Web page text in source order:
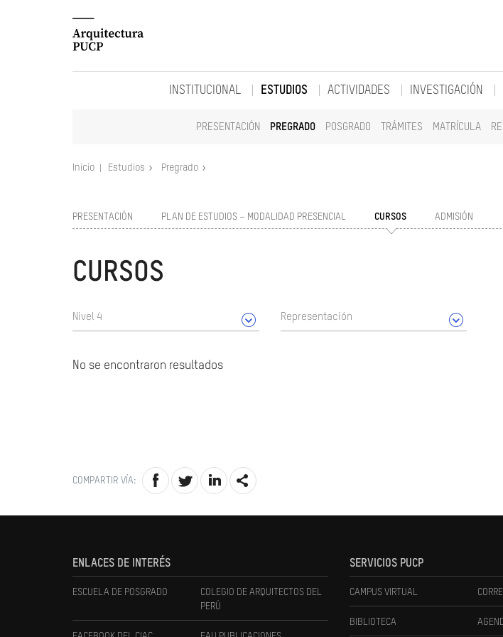
INSTITUCIONAL ESTUDIOS
PRESENTACIÓN PREGRADO POSGRADO TRÁMITES MATRÍCULA
ACTIVIDADES INVESTIGACIÓN
Inicio Estudios Pregrado
PRESENTACIÓN PLAN DE ESTUDIOS – MODALIDAD PRESENCIAL CURSOS ADMISIÓN
CURSOS
Nivel 4 Representación
No se encontraron resultados
COMPARTIR VÍA:
ENLACES DE INTERÉS
ESCUELA DE POSGRADO
COLEGIO DE ARQUITECTOS DEL
PERÚ
SERVICIOS PUCP
CAMPUS VIRTUAL
BIBLIOTECA